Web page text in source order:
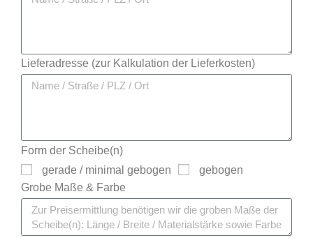
Lieferadresse (zur Kalkulation der Lieferkosten)
Form der Scheibe(n)
gerade / minimal gebogen
gebogen
Grobe Maße & Farbe